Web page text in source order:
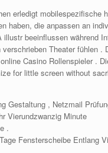
erledigt
haben, die anpassen an
beeinflussen
Theater fühlen
Casino Rollenspieler .
for little screen without
Gestaltung , Netzmail
Vierundzwanzig Minute
.
Fensterscheibe Entlang